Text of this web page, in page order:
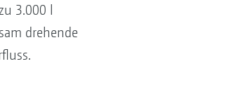
3.000 l
drehende